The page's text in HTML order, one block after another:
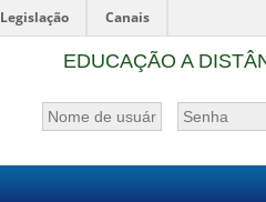
Legislação Canais
EDUCAÇÃO A